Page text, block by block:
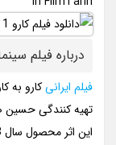
درباره فیلم
فیلم ایرانیکارو به
تهیه کنندگی
این اثر محصول سال 1398 میباشد.